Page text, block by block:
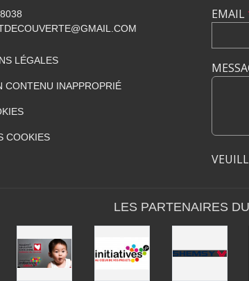
LÉGALES
CONTENU INAPPROPRIÉ
COOKIES
EMAIL
LES PARTENAIRES